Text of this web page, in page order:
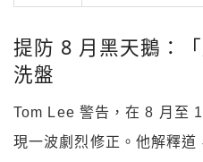
提防 8 月黑天鵝：
洗盤
Tom Lee 警告，在 8 月至
現一波劇烈修正。他解釋